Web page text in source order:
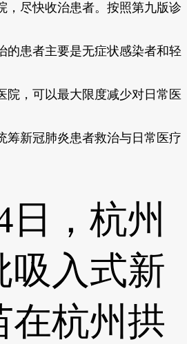
，尽快收治患者。按照第九版诊
的患者主要是无症状感染者和轻
院，可以最大限度减少对日常医
筹新冠肺炎患者救治与日常医疗
，杭州
吸入式新
在杭州拱